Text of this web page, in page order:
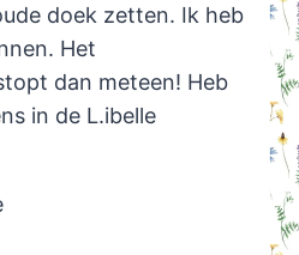
doek zetten. Ik heb
Het
dan meteen! Heb
in de L.ibelle